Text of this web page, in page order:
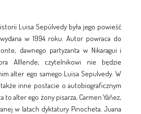
Luisa Sepúlvedy była jego powieść
w 1994 roku. Autor powraca do
dawnego partyzanta w Nikaragui i
Alllende; czytelnikowi nie będzie
alter ego samego Luisa Sepulvedy. W
inne postacie o autobiograficznym
to alter ego żony pisarza, Carmen Yáñez,
w latach dyktatury Pinocheta. Juana